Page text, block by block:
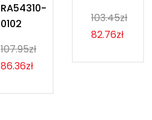
RA54310-
0102
107.95zł
86.36zł
103.45zł
82.76zł